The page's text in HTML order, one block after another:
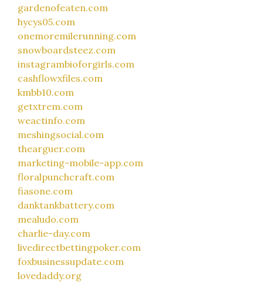
gardenofeaten.com
hycys05.com
onemoremilerunning.com
snowboardsteez.com
instagrambioforgirls.com
cashflowxfiles.com
kmbb10.com
getxtrem.com
weactinfo.com
meshingsocial.com
thearguer.com
marketing-mobile-app.com
floralpunchcraft.com
fiasone.com
danktankbattery.com
mealudo.com
charlie-day.com
livedirectbettingpoker.com
foxbusinessupdate.com
lovedaddy.org